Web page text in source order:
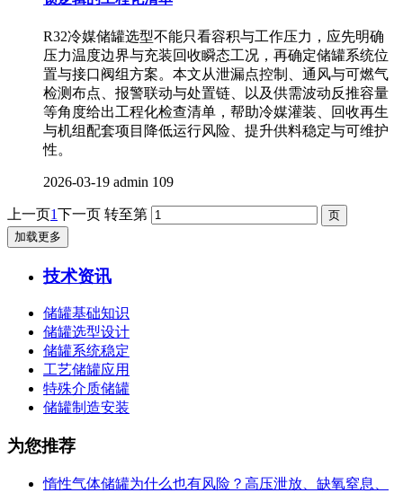
R32冷媒储罐选型不能只看容积与工作压力，应先明确
压力温度边界与充装回收瞬态工况，再确定储罐系统位
置与接口阀组方案。本文从泄漏点控制、通风与可燃气
检测布点、报警联动与处置链、以及供需波动反推容量
等角度给出工程化检查清单，帮助冷媒灌装、回收再生
与机组配套项目降低运行风险、提升供料稳定与可维护
性。
2026-03-19 admin 109
上一页1下一页 转至第
加载更多
技术资讯
储罐基础知识
储罐选型设计
储罐系统稳定
工艺储罐应用
特殊介质储罐
储罐制造安装
为您推荐
惰性气体储罐为什么也有风险？高压泄放、缺氧窒息、